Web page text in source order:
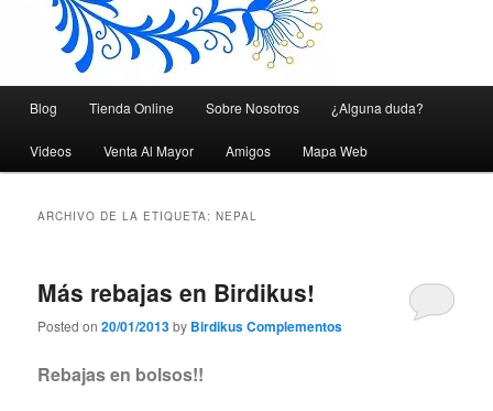
Ir al contenido principal
Ir al contenido secundario
Blog Tienda Online Sobre Nosotros ¿Alguna duda?
Videos Venta Al Mayor Amigos Mapa Web
ARCHIVO DE LA ETIQUETA:NEPAL
Más rebajas en Birdikus!
Posted on20/01/2013by Birdikus Complementos
Rebajas en bolsos!!